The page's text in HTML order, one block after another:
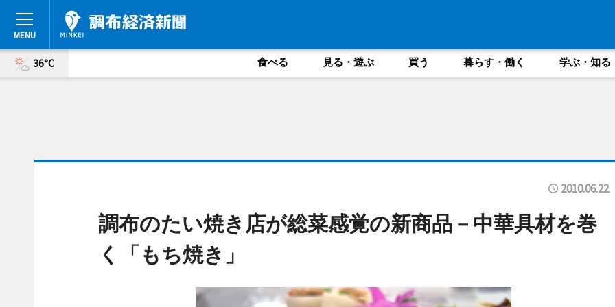
36°C 食べる 見る・遊ぶ 買う 暮らす・働く 学ぶ・知る
2010.06.22
調布のたい焼き店が総菜感覚の新商品－中華具材を巻
く「もち焼き」